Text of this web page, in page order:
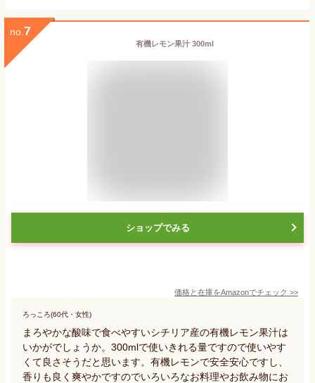
no. 7
有機レモン果汁 300ml
ショップでみる
価格と在庫をAmazonでチェック >>
ろっころ(60代・女性)
まろやかな酸味で食べやすいシチリア産の有機レモン果汁は
いかがでしょうか。300mlで使いきれる量ですので使いやす
くて良さそうだと思います。有機レモンで安全安心ですし、
香りも良く爽やかですのでいろいろなお料理やお飲み物にお